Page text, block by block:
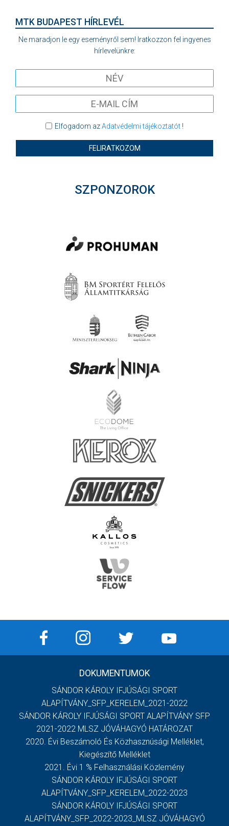
MTK BUDAPEST HÍRLEVÉL
Ne maradjon le egy eseményről sem! Iratkozzon fel ingyenes
hírlevelünkre:
Elfogadom azAdatvédelmi tájékoztatót!
FELIRATKOZOM
SZPONZOROK
DOKUMENTUMOK
SÁNDOR KÁROLY IFJÚSÁGI SPORT
ALAPÍTVÁNY_SFP_KERELEM_2021-2022
SÁNDOR KÁROLY IFJÚSÁGI SPORT ALAPÍTVÁNY SFP
2021-2022 MLSZ JÓVÁHAGYÓ HATÁROZAT
2020. Évi Beszámoló És Közhasznúsági Melléklet,
Kiegészítő Melléklet
2021. Évi 1 % Felhasználási Közlemény
SÁNDOR KÁROLY IFJÚSÁGI SPORT
ALAPÍTVÁNY_SFP_KERELEM_2022-2023
SÁNDOR KÁROLY IFJÚSÁGI SPORT
ALAPÍTVÁNY_SFP_2022-2023_MLSZ JÓVÁHAGYÓ